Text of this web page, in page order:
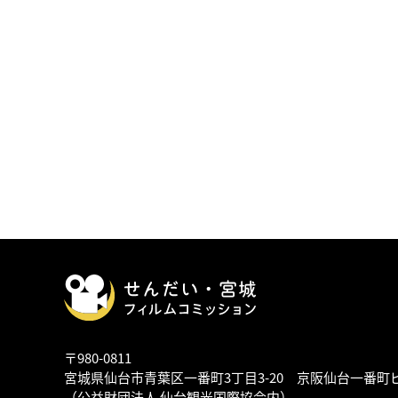
〒980-0811
宮城県仙台市青葉区一番町3丁目3-20 京阪仙台一番町